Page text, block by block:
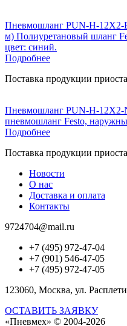
Пневмошланг PUN-H-12X2-
м) Полиуретановый шланг
цвет: синий.
Подробнее
Поставка продукции
Пневмошланг PUN-H-12X2-
пневмошланг Festo,
Подробнее
Поставка продукции
Новости
О нас
Доставка и оплата
Контакты
9724704@mail.ru
+7 (495) 972-47-04
+7 (901) 546-47-05
+7 (495) 972-47-05
123060, Москва, ул.
ОСТАВИТЬ ЗАЯВКУ
«Пневмех» © 2004-2026